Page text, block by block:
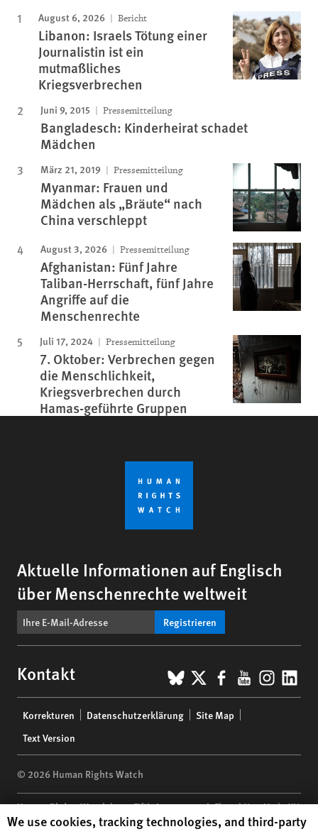
August 6, 2026 Bericht
Libanon: Israels Tötung einer
Journalistin ist ein
mutmaßliches
Kriegsverbrechen
Juni 9, 2015 Pressemitteilung
Bangladesch: Kinderheirat schadet
Mädchen
März 21, 2019 Pressemitteilung
Myanmar: Frauen und
Mädchen als „Bräute“ nach
China verschleppt
August 3, 2026 Pressemitteilung
Afghanistan: Fünf Jahre
Taliban-Herrschaft, fünf Jahre
Angriffe auf die
Menschenrechte
Juli 17, 2024 Pressemitteilung
7. Oktober: Verbrechen gegen
die Menschlichkeit,
Kriegsverbrechen durch
Hamas-geführte Gruppen
Aktuelle Informationen auf Englisch
über Menschenrechte weltweit
Registrieren
Kontakt BlueSky
X Facebook
YouTube
menu
Korrekturen Datenschutzerklärung
Site Map
Text Version
© 2026 Human Rights Watch
Human Rights Watch| 350 Fifth Avenue, 34th Floor | New York,NY
10118-3299USA|t 1.212.290.4700
Human Rights Watch cookie preferences
We use cookies, tracking technologies, and third-party